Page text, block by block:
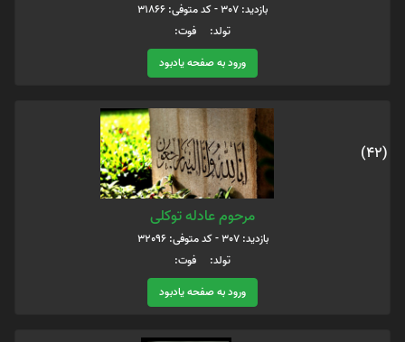
بازدید: 307 - کد متوفی: 31866
تولد: فوت:
ورود به صفحه یادبود
(42)
مرحوم عادله توکلی
بازدید: 307 - کد متوفی: 32096
تولد: فوت:
ورود به صفحه یادبود